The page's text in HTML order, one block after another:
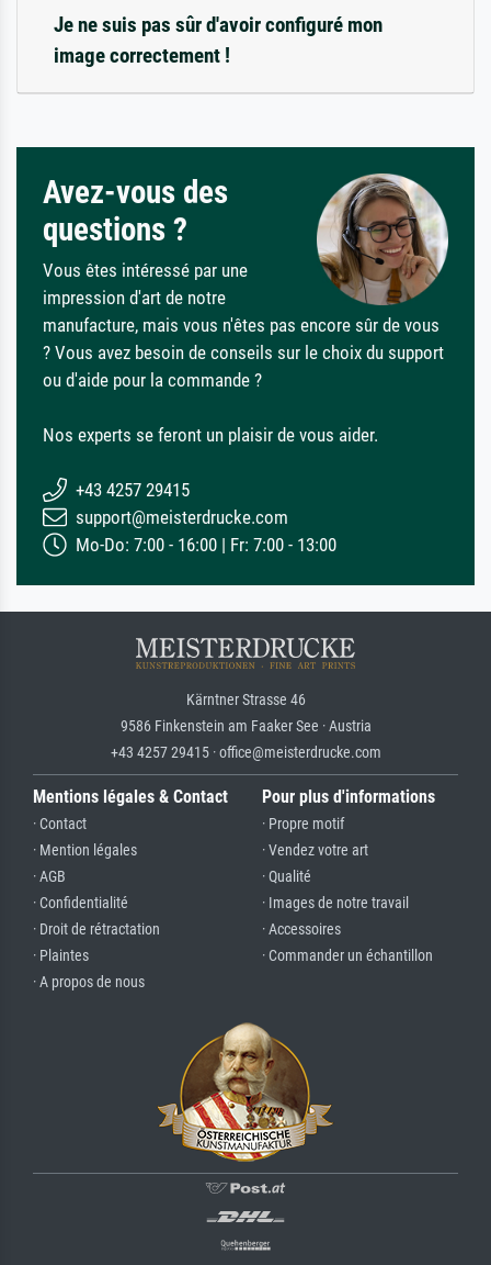
Je ne suis pas sûr d'avoir configuré mon
image correctement !
Avez-vous des
questions ?
Vous êtes intéressé par une
impression d'art de notre
manufacture, mais vous n'êtes pas encore sûr de vous
? Vous avez besoin de conseils sur le choix du support
ou d'aide pour la commande ?
Nos experts se feront un plaisir de vous aider.
+43 4257 29415
support@meisterdrucke.com
Mo-Do: 7:00 - 16:00 | Fr: 7:00 - 13:00
Kärntner Strasse 46
9586 Finkenstein am Faaker See · Austria
+43 4257 29415 · office@meisterdrucke.com
Mentions légales & Contact
· Contact
· Mention légales
· AGB
· Confidentialité
· Droit de rétractation
· Plaintes
· A propos de nous
Pour plus d'informations
· Propre motif
· Vendez votre art
· Qualité
· Images de notre travail
· Accessoires
· Commander un échantillon